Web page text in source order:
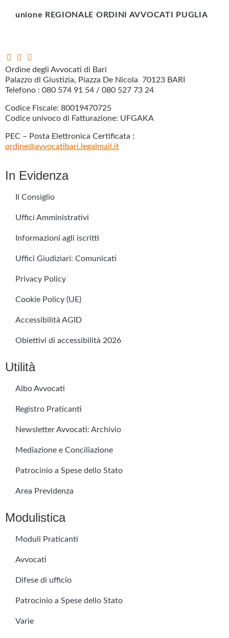
unione REGIONALE ORDINI AVVOCATI PUGLIA
Ordine degli Avvocati di Bari
Palazzo di Giustizia, Piazza De Nicola 70123 BARI
Telefono : 080 574 91 54 / 080 527 73 24
Codice Fiscale: 80019470725
Codice univoco di Fatturazione: UFGAKA
PEC – Posta Elettronica Certificata :
ordine@avvocatibari.legalmail.it
In Evidenza
Il Consiglio
Uffici Amministrativi
Informazioni agli iscritti
Uffici Giudiziari: Comunicati
Privacy Policy
Cookie Policy (UE)
Accessibilità AGID
Obiettivi di accessibilità 2026
Utilità
Albo Avvocati
Registro Praticanti
Newsletter Avvocati: Archivio
Mediazione e Conciliazione
Patrocinio a Spese dello Stato
Area Previdenza
Modulistica
Moduli Praticanti
Avvocati
Difese di ufficio
Patrocinio a Spese dello Stato
Varie